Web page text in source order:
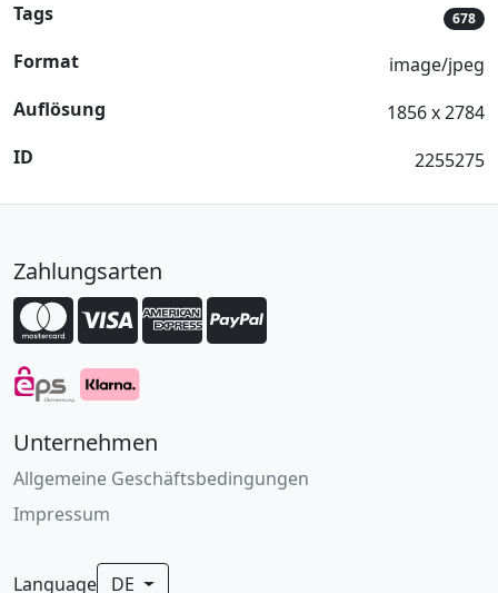
Tags 678
Format
image/jpeg
Auflösung
1856 x 2784
ID
2255275
Zahlungsarten
Unternehmen
Allgemeine Geschäftsbedingungen
Impressum
Language DE